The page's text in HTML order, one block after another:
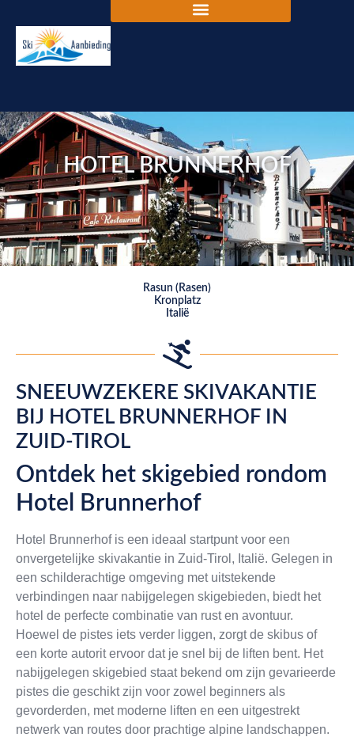
HOTEL BRUNNERHOF
Rasun (Rasen)
Kronplatz
Italië
SNEEUWZEKERE SKIVAKANTIE
BIJ HOTEL BRUNNERHOF IN
ZUID-TIROL
Ontdek het skigebied rondom
Hotel Brunnerhof
Hotel Brunnerhof is een ideaal startpunt voor een
onvergetelijke skivakantie in Zuid-Tirol, Italië. Gelegen in
een schilderachtige omgeving met uitstekende
verbindingen naar nabijgelegen skigebieden, biedt het
hotel de perfecte combinatie van rust en avontuur.
Hoewel de pistes iets verder liggen, zorgt de skibus of
een korte autorit ervoor dat je snel bij de liften bent. Het
nabijgelegen skigebied staat bekend om zijn gevarieerde
pistes die geschikt zijn voor zowel beginners als
gevorderden, met moderne liften en een uitgestrekt
netwerk van routes door prachtige alpine landschappen.